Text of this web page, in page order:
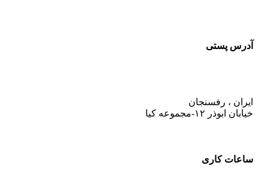
آدرس پستی
ایران ، رفسنجان
خیابان ابوذر ۱۲-مجموعه کیا
ساعات کاری